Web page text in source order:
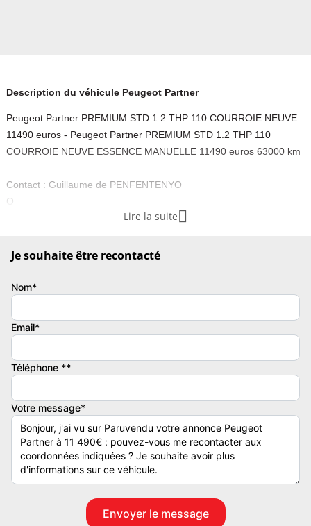
Description du véhicule Peugeot Partner
Peugeot Partner PREMIUM STD 1.2 THP 110 COURROIE NEUVE
11490 euros - Peugeot Partner PREMIUM STD 1.2 THP 110
COURROIE NEUVE ESSENCE MANUELLE 11490 euros 63000 km
Contact : Guillaume de PENFENTENYO
O
- millesime : 2019
- kilometrage : 63000
- boite de vitesse : MANUELLE
- nb portes : 5
- nb places : 3
- puissance fiscale : 6
- auto radio commande au volant : oui
- bluetooth : oui
- camera recul : oui
- climatisation : manuelle
- climatisation : manuelle
- climatisation : manuelle
- feux de circulation diurne : oui
- frein main electrique : oui
Lire la suite 
Je souhaite être recontacté
Nom*
Email*
Téléphone **
Votre message*